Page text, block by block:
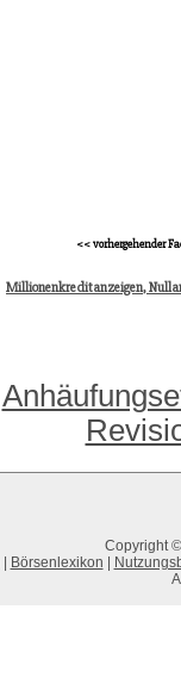
<< vorhergehender
Millionenkreditanzeigen,
Copyright
Börsenlexikon